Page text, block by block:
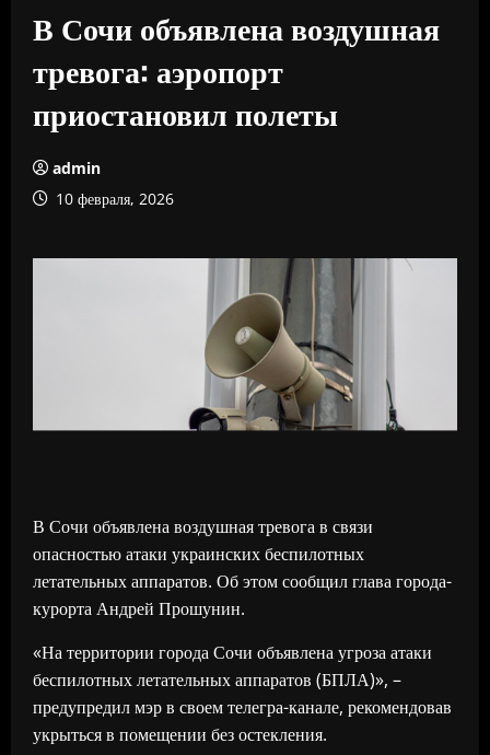
В Сочи объявлена воздушная
тревога: аэропорт
приостановил полеты
admin
10 февраля, 2026
В Сочи объявлена воздушная тревога в связи
опасностью атаки украинских беспилотных
летательных аппаратов. Об этом сообщил глава города-
курорта Андрей Прошунин.
«На территории города Сочи объявлена угроза атаки
беспилотных летательных аппаратов (БПЛА)», –
предупредил мэр в своем телегра-канале, рекомендовав
укрыться в помещении без остекления.